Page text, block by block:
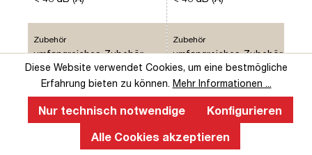
Zubehör
umfangreiches Zubehör
vorhanden
Belastbarkeit
bis zu 50 kg
Zubehör
umfangreiches Zubehör
vorhanden
Belastbarkeit
bis zu 80 kg
Diese Website verwendet Cookies, um eine bestmögliche
Erfahrung bieten zu können. Mehr Informationen ...
Nur technisch notwendige
Konfigurieren
Alle Cookies akzeptieren